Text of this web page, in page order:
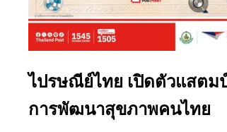
ไปรษณีย์ไทย เปิดตัวแสตม
การพัฒนาสุขภาพคนไทย